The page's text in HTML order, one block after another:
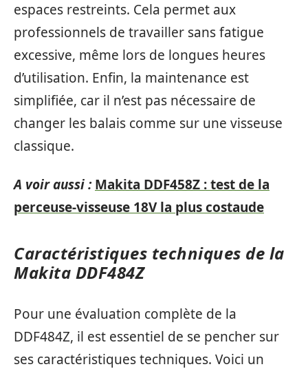
espaces restreints. Cela permet aux
professionnels de travailler sans fatigue
excessive, même lors de longues heures
d’utilisation. Enfin, la maintenance est
simplifiée, car il n’est pas nécessaire de
changer les balais comme sur une visseuse
classique.
A voir aussi : Makita DDF458Z : test de la
perceuse-visseuse 18V la plus costaude
Caractéristiques techniques de la
Makita DDF484Z
Pour une évaluation complète de la
DDF484Z, il est essentiel de se pencher sur
ses caractéristiques techniques. Voici un